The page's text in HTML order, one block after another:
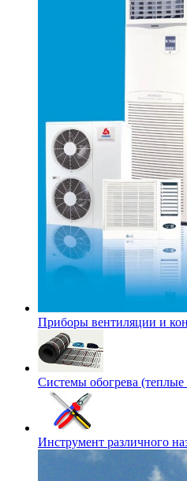
Приборы вентиляции и
Системы обогрева
Инструмент различного